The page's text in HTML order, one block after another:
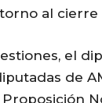
al
el
de